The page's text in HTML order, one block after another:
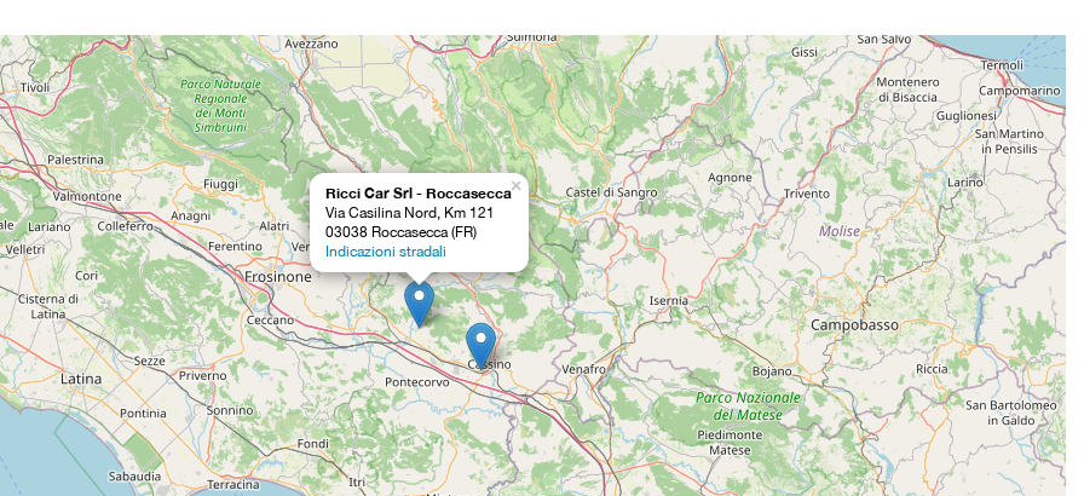
Ricci Car Srl - Roccasecca
Via Casilina Nord, Km 121
03038 Roccasecca (FR)
Indicazioni stradali
×